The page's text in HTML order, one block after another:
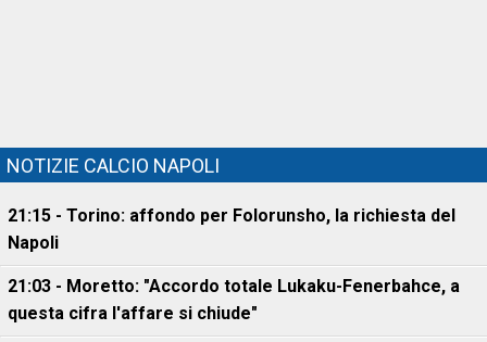
NOTIZIE CALCIO NAPOLI
21:15 - Torino: affondo per Folorunsho, la richiesta del
Napoli
21:03 - Moretto: "Accordo totale Lukaku-Fenerbahce, a
questa cifra l'affare si chiude"